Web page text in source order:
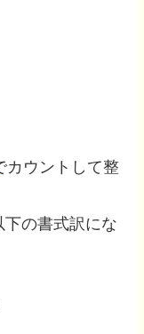
カウントして整
下の書式訳にな